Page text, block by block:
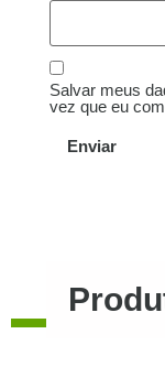
Salvar meus
vez que eu